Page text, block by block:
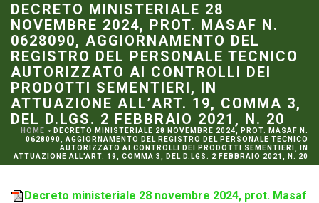
DECRETO MINISTERIALE 28
NOVEMBRE 2024, PROT. MASAF N.
0628090, AGGIORNAMENTO DEL
REGISTRO DEL PERSONALE TECNICO
AUTORIZZATO AI CONTROLLI DEI
PRODOTTI SEMENTIERI, IN
ATTUAZIONE ALL’ART. 19, COMMA 3,
DEL D.LGS. 2 FEBBRAIO 2021, N. 20
HOME » DECRETO MINISTERIALE 28 NOVEMBRE 2024, PROT. MASAF N.
0628090, AGGIORNAMENTO DEL REGISTRO DEL PERSONALE TECNICO
AUTORIZZATO AI CONTROLLI DEI PRODOTTI SEMENTIERI, IN
ATTUAZIONE ALL’ART. 19, COMMA 3, DEL D.LGS. 2 FEBBRAIO 2021, N. 20
Decreto ministeriale 28 novembre 2024, prot. Masaf